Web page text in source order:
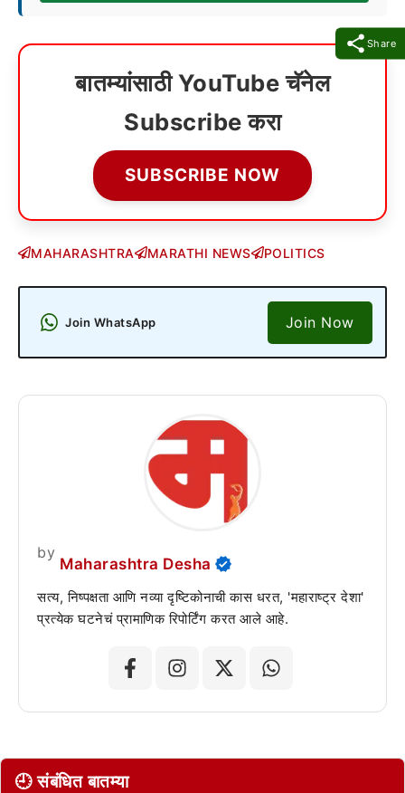
Share
बातम्यांसाठी YouTube चॅनेल
Subscribe करा
SUBSCRIBE NOW
MAHARASHTRA MARATHI NEWS POLITICS
Join WhatsApp Join Now
by
Maharashtra Desha
सत्य, निष्पक्षता आणि नव्या दृष्टिकोनाची कास धरत, 'महाराष्ट्र देशा'
प्रत्येक घटनेचं प्रामाणिक रिपोर्टिंग करत आले आहे.
🕘 संबंधित बातम्या